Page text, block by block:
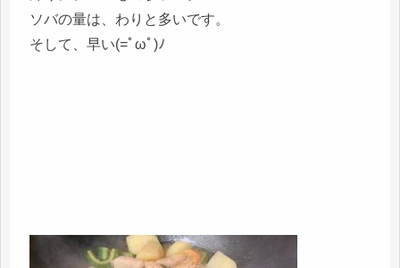
ソバの量は、わりと多いです。
そして、早い(=ﾟωﾟ)ﾉ